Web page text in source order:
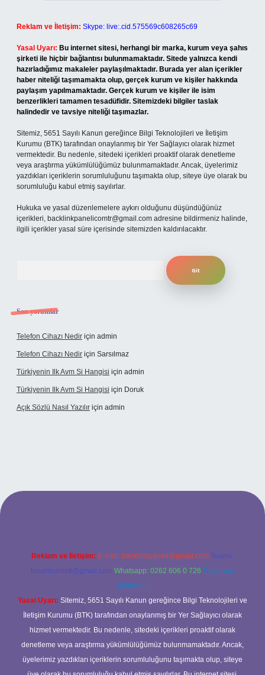
Reklam ve İletişim: Skype: live:.cid.575569c608265c69
Yasal Uyarı: Bu internet sitesi, herhangi bir marka, kurum veya şahıs
şirketi ile hiçbir bağlantısı bulunmamaktadır. Sitede yalnızca kendi
hazırladığımız makaleler paylaşılmaktadır. Burada yer alan içerikler
haber niteliği taşımamakta olup, gerçek kurum ve kişiler hakkında
paylaşım yapılmamaktadır. Gerçek kurum ve kişiler ile isim
benzerlikleri tamamen tesadüfidir. Sitemizdeki bilgiler taslak
halindedir ve tavsiye niteliği taşımazlar.
Sitemiz, 5651 Sayılı Kanun gereğince Bilgi Teknolojileri ve İletişim
Kurumu (BTK) tarafından onaylanmış bir Yer Sağlayıcı olarak hizmet
vermektedir. Bu nedenle, sitedeki içerikleri proaktif olarak denetleme
veya araştırma yükümlülüğümüz bulunmamaktadır. Ancak, üyelerimiz
yazdıkları içeriklerin sorumluluğunu taşımakta olup, siteye üye olarak bu
sorumluluğu kabul etmiş sayılırlar.
Hukuka ve yasal düzenlemelere aykırı olduğunu düşündüğünüz
içerikleri, backlinkpanelicomtr@gmail.com adresine bildirmeniz halinde,
ilgili içerikler yasal süre içerisinde sitemizden kaldırılacaktır.
Son yorumlar
Telefon Cihazı Nedir için admin
Telefon Cihazı Nedir için Sarsılmaz
Türkiyenin Ilk Avm Si Hangisi için admin
Türkiyenin Ilk Avm Si Hangisi için Doruk
Açık Sözlü Nasıl Yazılır için admin
Reklam ve İletişim: E-mail: backlinkpaneli@gmail.com Teams:
forumhizmeti@gmail.com Whatsapp: 0262 606 0 726 Telegram:
@karabul
Yasal Uyarı: Sitemiz, 5651 Sayılı Kanun gereğince Bilgi Teknolojileri ve
İletişim Kurumu (BTK) tarafından onaylanmış bir Yer Sağlayıcı olarak
hizmet vermektedir. Bu nedenle, sitedeki içerikleri proaktif olarak
denetleme veya araştırma yükümlülüğümüz bulunmamaktadır. Ancak,
üyelerimiz yazdıkları içeriklerin sorumluluğunu taşımakta olup, siteye